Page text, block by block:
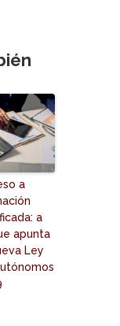
a
a
apunta
Ley